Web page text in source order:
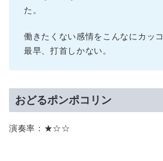
た。
働きたくない感情をこんなにカッ
最早、打首しかない。
おどるポンポコリン
演奏率：★☆☆